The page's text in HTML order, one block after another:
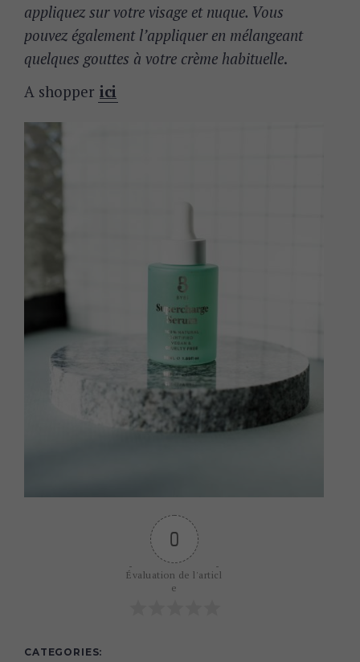
appliquez sur votre visage et nuque. Vous
pouvez également l’appliquer en mélangeant
quelques gouttes à votre crème habituelle.
A shopper ici
0
Évaluation de l'articl
e
CATEGORIES